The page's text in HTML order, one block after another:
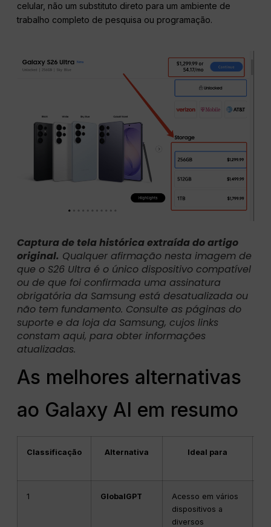
celular, não um substituto direto para um ambiente de
trabalho completo de pesquisa ou programação.
Captura de tela histórica extraída do artigo
original. Qualquer afirmação nesta imagem de
que o S26 Ultra é o único dispositivo compatível
ou de que foi confirmada uma assinatura
obrigatória da Samsung está desatualizada ou
não tem fundamento. Consulte as páginas do
suporte e da loja da Samsung, cujos links
constam aqui, para obter informações
atualizadas.
As melhores alternativas
ao Galaxy AI em resumo
Classificação Alternativa Ideal para
1 GlobalGPT
Acesso em vários
dispositivos a
diversos